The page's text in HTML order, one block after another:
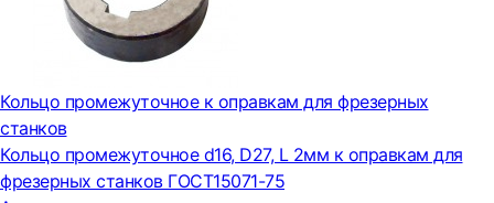
Кольцо промежуточное к оправкам для фрезерных
станков
Кольцо промежуточное d16, D27, L 2мм к оправкам для
фрезерных станков ГОСТ15071-75